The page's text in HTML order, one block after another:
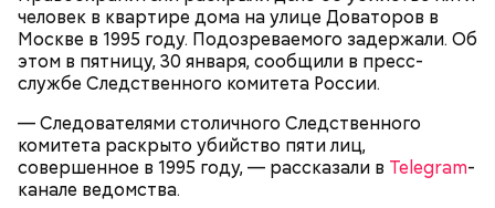
человек в квартире дома на улице Доваторов в
Москве в 1995 году. Подозреваемого задержали. Об
этом в пятницу, 30 января, сообщили в пресс-
службе Следственного комитета России.
— Следователями столичного Следственного
комитета раскрыто убийство пяти лиц,
совершенное в 1995 году, — рассказали в Telegram-
канале ведомства.
Блогеру грозило до семи лет лишения свободы.
Видео: пресс-служба ГСУ СК по Московской области